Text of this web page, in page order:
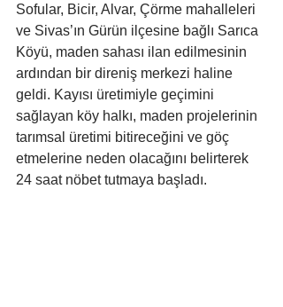
Sofular, Bicir, Alvar, Çörme mahalleleri
ve Sivas’ın Gürün ilçesine bağlı Sarıca
Köyü, maden sahası ilan edilmesinin
ardından bir direniş merkezi haline
geldi. Kayısı üretimiyle geçimini
sağlayan köy halkı, maden projelerinin
tarımsal üretimi bitireceğini ve göç
etmelerine neden olacağını belirterek
24 saat nöbet tutmaya başladı.